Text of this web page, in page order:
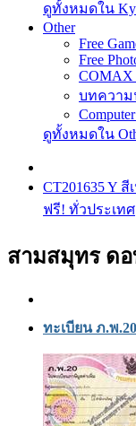
ดูทั้งหมดใน
Other
Free
Free
COMAX
บทความ
ดูทั้งหมดใน
CT201635 Y
ฟรี! ทั่วประเทศ
สามสมุทร ด
ทะเบียน ภ.พ